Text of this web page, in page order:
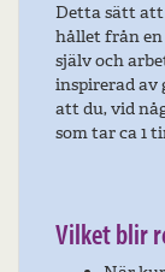
Detta sätt att
hållet från en
själv och
inspirerad av
att du, vid
som tar ca 1
Vilket blir